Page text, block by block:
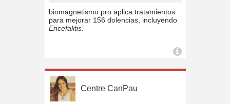
biomagnetismo.pro aplica tratamientos
para mejorar 156 dolencias, incluyendo
Encefalitis.
Centre CanPau